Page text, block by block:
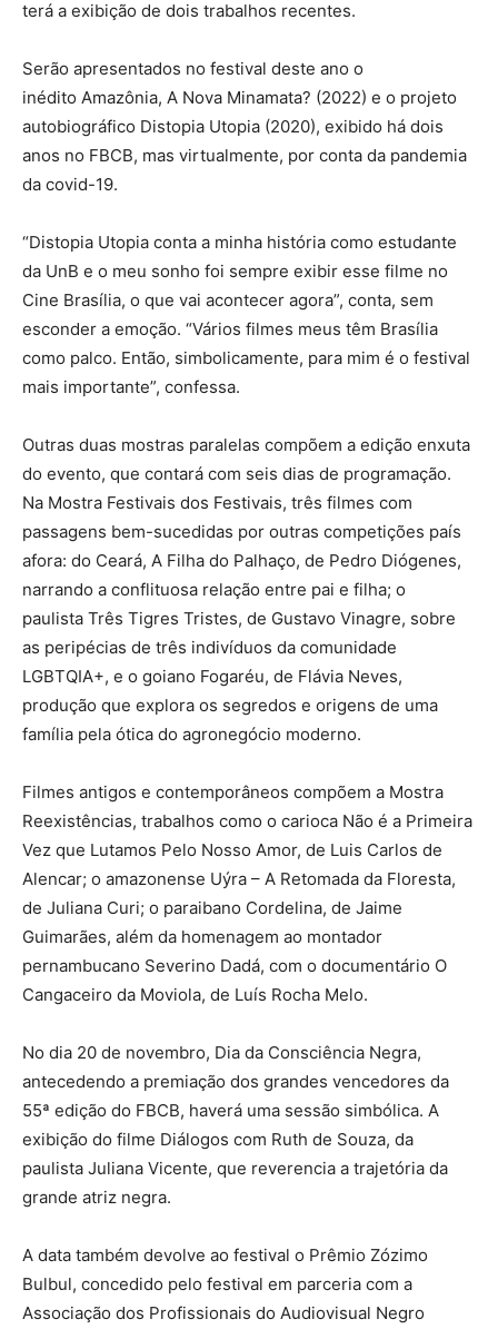
terá a exibição de dois trabalhos recentes.
Serão apresentados no festival deste ano o
inédito Amazônia, A Nova Minamata? (2022) e o projeto
autobiográfico Distopia Utopia (2020), exibido há dois
anos no FBCB, mas virtualmente, por conta da pandemia
da covid-19.
“Distopia Utopia conta a minha história como estudante
da UnB e o meu sonho foi sempre exibir esse filme no
Cine Brasília, o que vai acontecer agora”, conta, sem
esconder a emoção. “Vários filmes meus têm Brasília
como palco. Então, simbolicamente, para mim é o festival
mais importante”, confessa.
Outras duas mostras paralelas compõem a edição enxuta
do evento, que contará com seis dias de programação.
Na Mostra Festivais dos Festivais, três filmes com
passagens bem-sucedidas por outras competições país
afora: do Ceará, A Filha do Palhaço, de Pedro Diógenes,
narrando a conflituosa relação entre pai e filha; o
paulista Três Tigres Tristes, de Gustavo Vinagre, sobre
as peripécias de três indivíduos da comunidade
LGBTQIA+, e o goiano Fogaréu, de Flávia Neves,
produção que explora os segredos e origens de uma
família pela ótica do agronegócio moderno.
Filmes antigos e contemporâneos compõem a Mostra
Reexistências, trabalhos como o carioca Não é a Primeira
Vez que Lutamos Pelo Nosso Amor, de Luis Carlos de
Alencar; o amazonense Uýra – A Retomada da Floresta,
de Juliana Curi; o paraibano Cordelina, de Jaime
Guimarães, além da homenagem ao montador
pernambucano Severino Dadá, com o documentário O
Cangaceiro da Moviola, de Luís Rocha Melo.
No dia 20 de novembro, Dia da Consciência Negra,
antecedendo a premiação dos grandes vencedores da
55ª edição do FBCB, haverá uma sessão simbólica. A
exibição do filme Diálogos com Ruth de Souza, da
paulista Juliana Vicente, que reverencia a trajetória da
grande atriz negra.
A data também devolve ao festival o Prêmio Zózimo
Bulbul, concedido pelo festival em parceria com a
Associação dos Profissionais do Audiovisual Negro